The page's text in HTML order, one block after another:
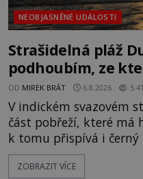
NEOBJASNĚNÉ UDÁLOSTI
Strašidelná pláž
podhoubím, ze
OD MIREK BRÁT 6.8.2026
V indickém svazovém
část pobřeží, které má
k tomu přispívá i černý
pláž takové netypické zbarvení?
pravdivé historky, že
ZOBRAZIT VÍCE